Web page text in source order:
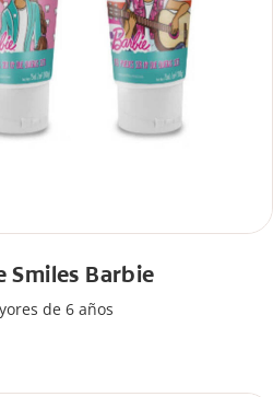
Smiles Barbie
de 6 años